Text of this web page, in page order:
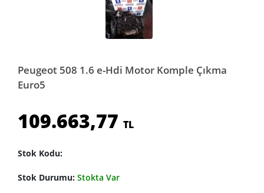
Peugeot 508 1.6 e-Hdi Motor Komple Çıkma
Euro5
109.663,77 TL
Stok Kodu:
Stok Durumu: Stokta Var